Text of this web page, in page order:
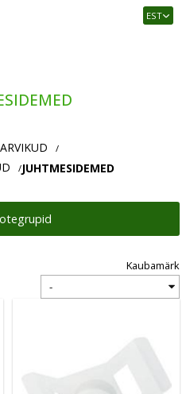
EST
/
/JUHTMESIDEMED
Kaubamärk
kaubamärk: